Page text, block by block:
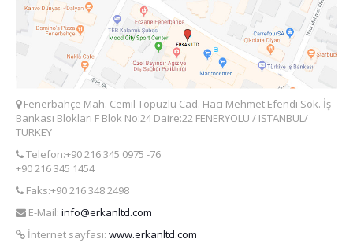
Fenerbahçe Mah. Cemil Topuzlu Cad. Hacı Mehmet Efendi Sok. İş
Bankası Blokları F Blok No:24 Daire:22 FENERYOLU / ISTANBUL/
TURKEY
Telefon:+90 216 345 0975 -76
+90 216 345 1454
Faks:+90 216 348 2498
E-Mail: info@erkanltd.com
İnternet sayfası: www.erkanltd.com